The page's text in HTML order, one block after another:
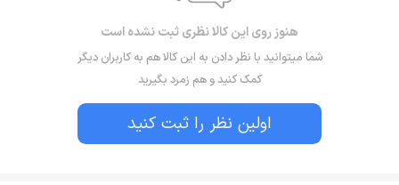
هنوز روی این کالا نظری ثبت نشده است
شما میتوانید با نظر دادن به این کالا هم به کاربران دیگر
کمک کنید و هم زمرد بگیرید
اولین نظر را ثبت کنید